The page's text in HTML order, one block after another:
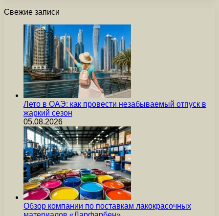
Свежие записи
Лето в ОАЭ: как провести незабываемый отпуск в
жаркий сезон
05.08.2026
Обзор компании по поставкам лакокрасочных